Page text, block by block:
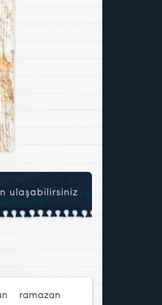
ulaşabilirsiniz
ramazan